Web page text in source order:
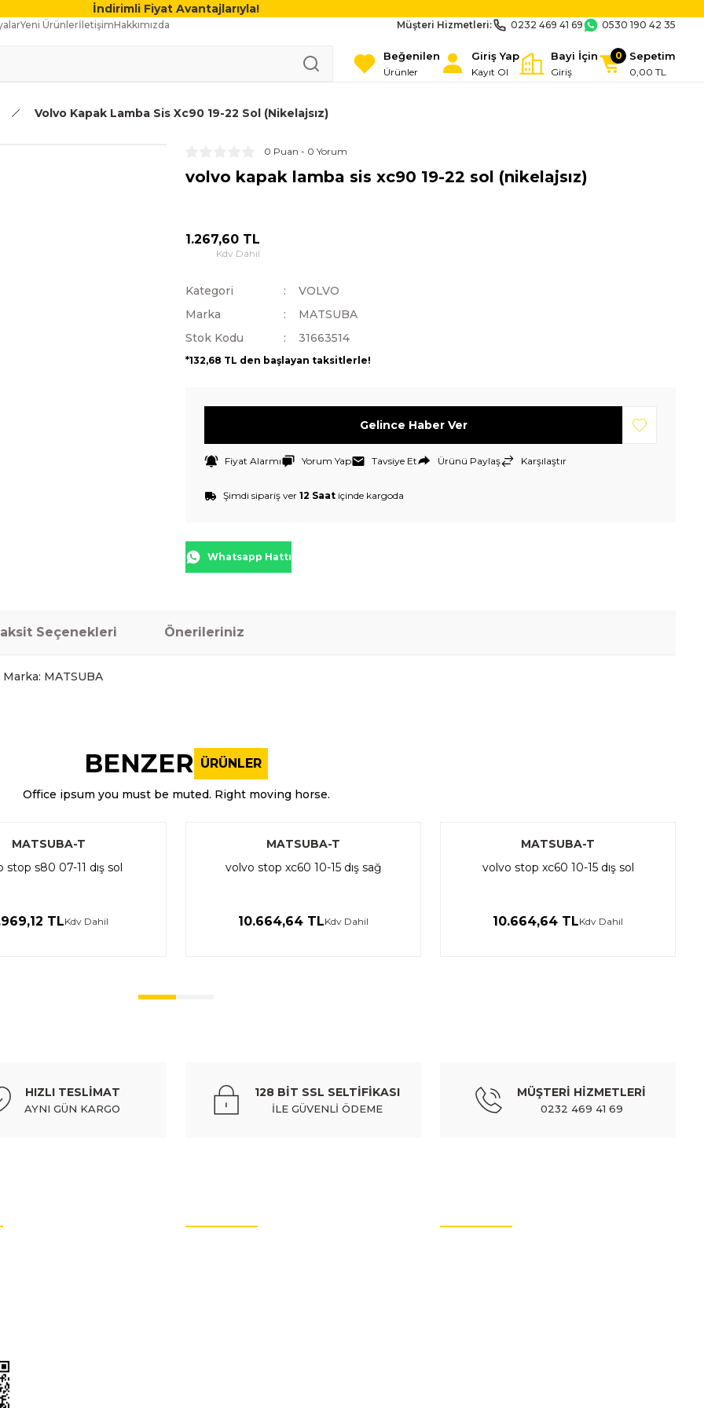
İndirimli Fiyat Avantajlarıyla!
Yeni ÜrünlerİletişimHakkımızda Müşteri Hizmetleri: 0232 469 41 69 0530 190 42 35
Beğenilen
Ürünler
Giriş Yap
Kayıt Ol
Bayi İçin
Giriş
0 Sepetim
0,00 TL
Volvo Kapak Lamba Sis Xc90 19-22 Sol (Nikelajsız)
0 Puan - 0 Yorum
volvo kapak lamba sis xc90 19-22 sol (nikelajsız)
1.267,60 TL
Kdv Dahil
Kategori
VOLVO
Marka
MATSUBA
Stok Kodu
31663514
*132,68 TL den başlayan taksitlerle!
Gelince Haber Ver
Fiyat Alarmı Yorum Yap Tavsiye Et Ürünü Paylaş Karşılaştır
Şimdi sipariş ver 12 Saat içinde kargoda
Whatsapp Hattı
Seçenekleri Önerileriniz
MATSUBA
Yorum Yaz
BENZER ÜRÜNLER
Office ipsum you must be muted. Right moving horse.
MATSUBA-T
stop s80 07-11 dış sol
TLKdv Dahil
MATSUBA-T
volvo stop xc60 10-15 dış sağ
10.664,64 TLKdv Dahil
MATSUBA-T
volvo stop xc60 10-15 dış sol
10.664,64 TLKdv Dahil
HIZLI TESLİMAT
AYNI GÜN KARGO
128 BİT SSL SELTİFİKASI
İLE GÜVENLİ ÖDEME
MÜŞTERİ HİZMETLERİ
0232 469 41 69